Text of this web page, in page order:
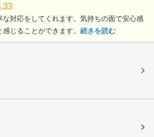
対応をしてくれます。気持ちの面で安心感
じることができます。 続きを読む